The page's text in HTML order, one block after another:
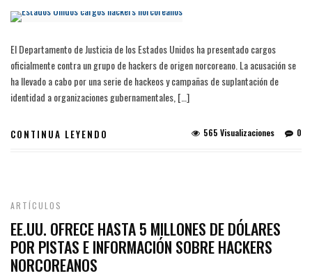
El Departamento de Justicia de los Estados Unidos ha presentado cargos
oficialmente contra un grupo de hackers de origen norcoreano. La acusación se
ha llevado a cabo por una serie de hackeos y campañas de suplantación de
identidad a organizaciones gubernamentales, […]
CONTINUA LEYENDO 0
565 Visualizaciones
ARTÍCULOS
EE.UU. OFRECE HASTA 5 MILLONES DE DÓLARES
POR PISTAS E INFORMACIÓN SOBRE HACKERS
NORCOREANOS